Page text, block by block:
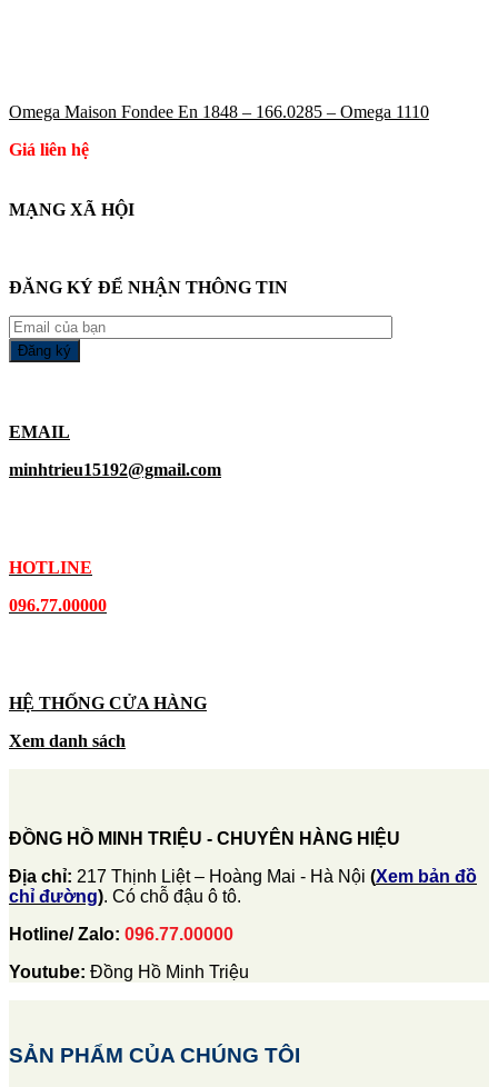
Omega Maison Fondee En 1848 – 166.0285 – Omega 1110
Giá liên hệ
MẠNG XÃ HỘI
ĐĂNG KÝ ĐỂ NHẬN THÔNG TIN
EMAIL
minhtrieu15192@gmail.com
HOTLINE
096.77.00000
HỆ THỐNG CỬA HÀNG
Xem danh sách
ĐỒNG HỒ MINH TRIỆU - CHUYÊN HÀNG HIỆU
Địa chỉ: 217 Thịnh Liệt – Hoàng Mai - Hà Nội (Xem bản đồ
chỉ đường). Có chỗ đậu ô tô.
Hotline/ Zalo: 096.77.00000
Youtube: Đồng Hồ Minh Triệu
SẢN PHẨM CỦA CHÚNG TÔI